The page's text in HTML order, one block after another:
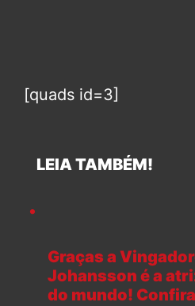
[quads id=3]
LEIA TAMBÉM!
Graças a
Johansson é a
do mundo!